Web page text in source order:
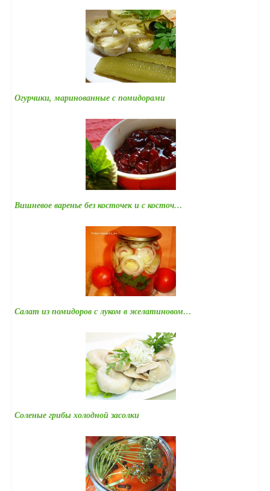
Огурчики, маринованные с помидорами
Вишневое варенье без косточек и с косточ…
Салат из помидоров с луком в желатиновом…
Соленые грибы холодной засолки